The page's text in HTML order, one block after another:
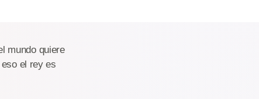
mundo quiere
el rey es